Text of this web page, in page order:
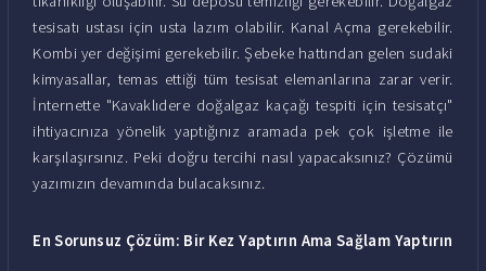
tesisatı ustası için usta lazım olabilir. Kanal Açma gerekebilir.
Kombi yer değişimi gerekebilir. Şebeke hattından gelen sudaki
kimyasallar, temas ettiği tüm tesisat elemanlarına zarar verir.
İnternette "Kavaklıdere doğalgaz kaçağı tespiti için tesisatçı"
ihtiyacınıza yönelik yaptığınız aramada pek çok işletme ile
karşılaşırsınız. Peki doğru tercihi nasıl yapacaksınız? Çözümü
yazımızın devamında bulacaksınız.
En Sorunsuz Çözüm: Bir Kez Yaptırın Ama Sağlam Yaptırın